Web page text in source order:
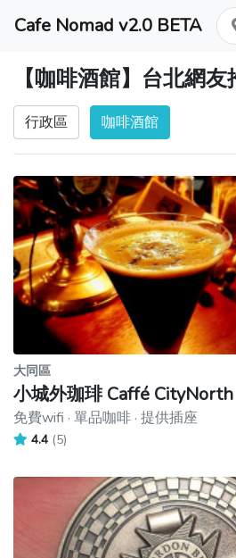
Cafe Nomad v2.0 BETA
【咖啡酒館】台北網
行政區 咖啡酒館
大同區
小城外珈琲 Caffé CityNorth
免費wifi · 單品咖啡 · 提供插座
4.4 (5)